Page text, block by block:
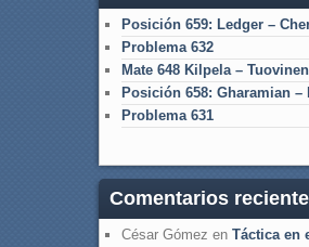
Posición 659: Ledger –
Problema 632
Mate 648 Kilpela – Tuovinen
Posición 658: Gharamian –
Problema 631
Comentarios
César Gómez en Táctica en